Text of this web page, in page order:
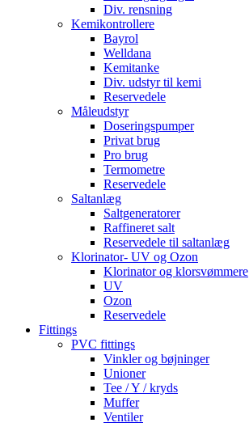
Div. rensning
Kemikontrollere
Bayrol
Welldana
Kemitanke
Div. udstyr til kemi
Reservedele
Måleudstyr
Doseringspumper
Privat brug
Pro brug
Termometre
Reservedele
Saltanlæg
Saltgeneratorer
Raffineret salt
Reservedele til saltanlæg
Klorinator- UV og Ozon
Klorinator og klorsvømmere
UV
Ozon
Reservedele
Fittings
PVC fittings
Vinkler og bøjninger
Unioner
Tee / Y / kryds
Muffer
Ventiler